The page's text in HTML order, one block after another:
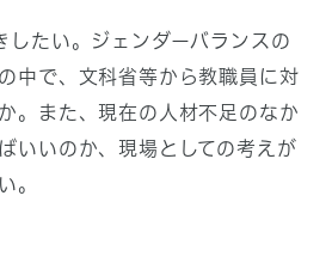
したい。ジェンダーバランスの
中で、文科省等から教職員に対
。また、現在の人材不足のなか
いいのか、現場としての考えが
。